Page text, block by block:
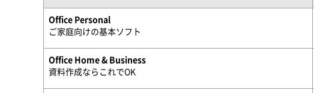
Office Personal
ご家庭向けの基本ソフト
Office Home & Business
資料作成ならこれでOK